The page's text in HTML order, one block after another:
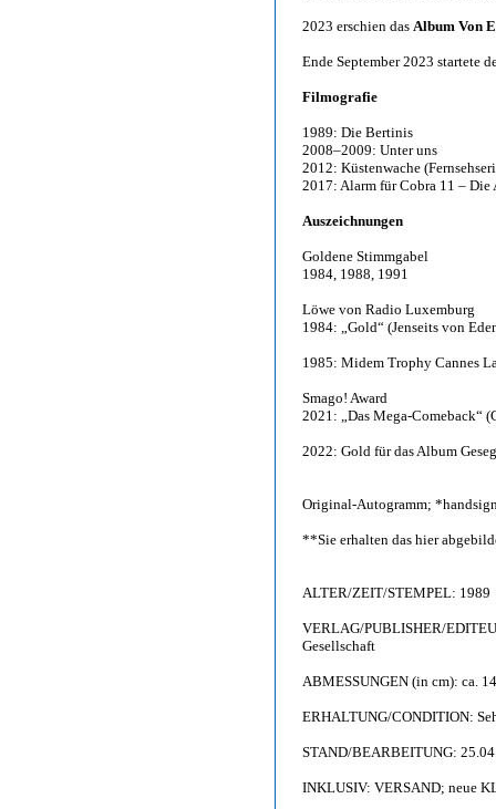
2023 erschien das Album Von
Ende September 2023 startete
Filmografie
1989: Die Bertinis
2008–2009: Unter uns
2012: Küstenwache
2017: Alarm für Cobra 11 – Die
Auszeichnungen
Goldene Stimmgabel
1984, 1988, 1991
Löwe von Radio Luxemburg
1984: „Gold“ (Jenseits von
1985: Midem Trophy Cannes
Smago! Award
2021: „Das Mega-Comeback“
2022: Gold für das Album
Original-Autogramm;
**Sie erhalten das hier
ALTER/ZEIT/STEMPEL: 1989
VERLAG/PUBLISHER/
Gesellschaft
ABMESSUNGEN (in cm): ca.
ERHALTUNG/CONDITION:
STAND/BEARBEITUNG:
INKLUSIV: VERSAND; neue